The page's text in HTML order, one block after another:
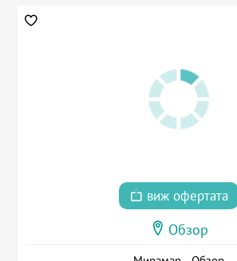
виж офертата
Обзор